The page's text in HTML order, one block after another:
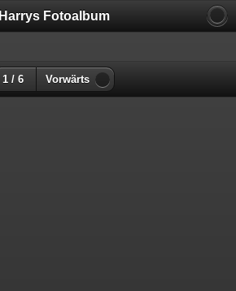
Harrys Fotoalbum
1 / 6 Vorwärts